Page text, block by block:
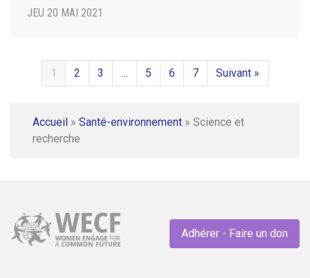
JEU 20 MAI 2021
1 2 3 … 5 6 7 Suivant »
Accueil » Santé-environnement » Science et
recherche
Adhérer - Faire un don